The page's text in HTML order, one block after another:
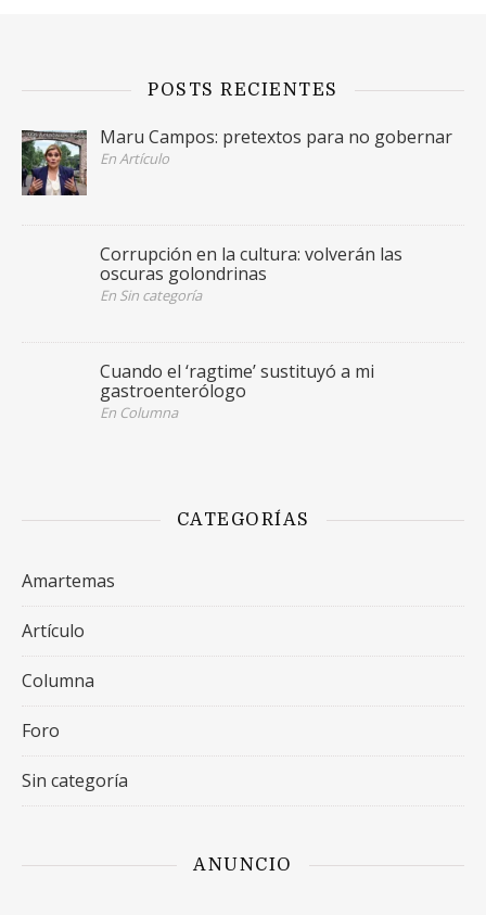
POSTS RECIENTES
Maru Campos: pretextos para no gobernar
En Artículo
Corrupción en la cultura: volverán las
oscuras golondrinas
En Sin categoría
Cuando el ‘ragtime’ sustituyó a mi
gastroenterólogo
En Columna
CATEGORÍAS
Amartemas
Artículo
Columna
Foro
Sin categoría
ANUNCIO